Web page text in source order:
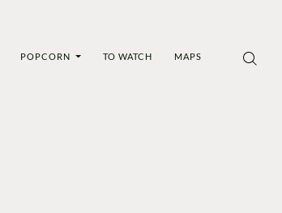
POPCORN TO WATCH MAPS